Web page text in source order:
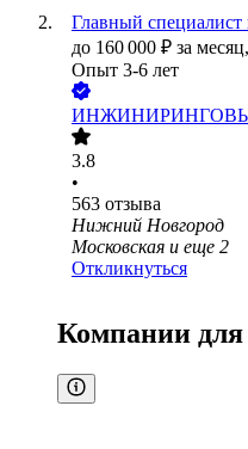
Главный специалист
до 160 000 ₽ за месяц,
Опыт 3-6 лет
3.8
•
563 отзыва
Нижний Новгород
Московская и еще 2
Откликнуться
Компании для